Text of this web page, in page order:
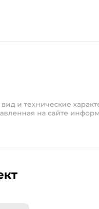
и технические
на сайте